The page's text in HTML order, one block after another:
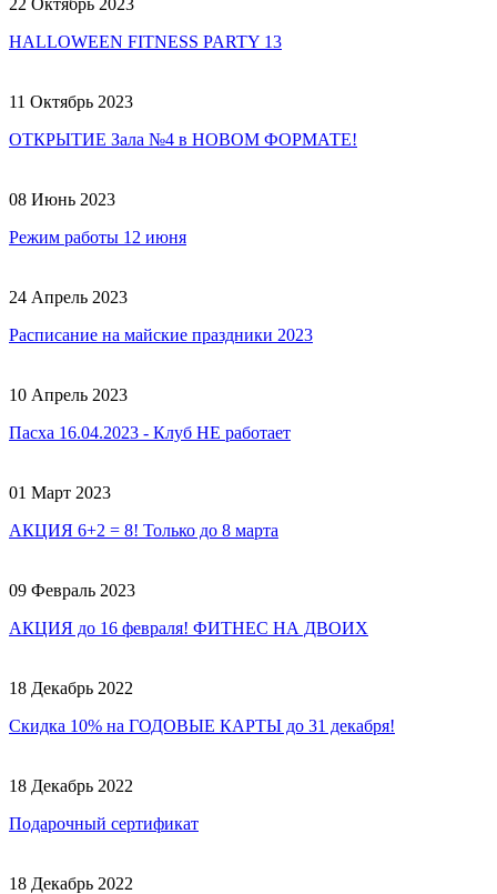
HALLOWEEN FITNESS PARTY 13
11 Октябрь 2023
ОТКРЫТИЕ Зала №4 в НОВОМ ФОРМАТЕ!
08 Июнь 2023
Режим работы 12 июня
24 Апрель 2023
Расписание на майские праздники 2023
10 Апрель 2023
Пасха 16.04.2023 - Клуб НЕ работает
01 Март 2023
АКЦИЯ 6+2 = 8! Только до 8 марта
09 Февраль 2023
АКЦИЯ до 16 февраля! ФИТНЕС НА ДВОИХ
18 Декабрь 2022
Скидка 10% на ГОДОВЫЕ КАРТЫ до 31 декабря!
18 Декабрь 2022
Подарочный сертификат
18 Декабрь 2022